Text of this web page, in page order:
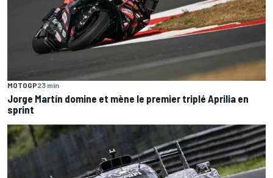
MOTOGP23 min
Jorge Martín domine et mène le premier triplé Aprilia en
sprint